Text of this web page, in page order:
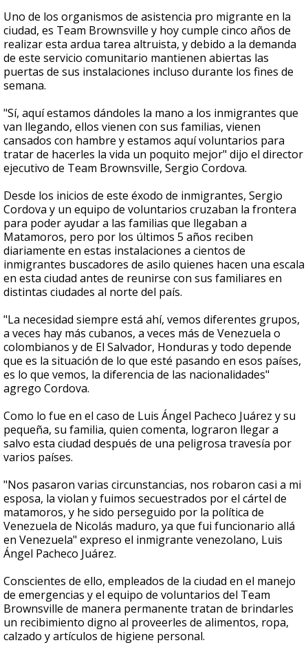
0
seconds
Uno de los organismos de asistencia pro migrante en la
ciudad, es Team Brownsville y hoy cumple cinco años de
realizar esta ardua tarea altruista, y debido a la demanda
de este servicio comunitario mantienen abiertas las
puertas de sus instalaciones incluso durante los fines de
semana.
"Sí, aquí estamos dándoles la mano a los inmigrantes que
van llegando, ellos vienen con sus familias, vienen
cansados con hambre y estamos aquí voluntarios para
tratar de hacerles la vida un poquito mejor" dijo el director
ejecutivo de Team Brownsville, Sergio Cordova.
Desde los inicios de este éxodo de inmigrantes, Sergio
Cordova y un equipo de voluntarios cruzaban la frontera
para poder ayudar a las familias que llegaban a
Matamoros, pero por los últimos 5 años reciben
diariamente en estas instalaciones a cientos de
inmigrantes buscadores de asilo quienes hacen una escala
en esta ciudad antes de reunirse con sus familiares en
distintas ciudades al norte del país.
"La necesidad siempre está ahí, vemos diferentes grupos,
a veces hay más cubanos, a veces más de Venezuela o
colombianos y de El Salvador, Honduras y todo depende
que es la situación de lo que esté pasando en esos países,
es lo que vemos, la diferencia de las nacionalidades"
agrego Cordova.
Como lo fue en el caso de Luis Ángel Pacheco Juárez y su
pequeña, su familia, quien comenta, lograron llegar a
salvo esta ciudad después de una peligrosa travesía por
varios países.
"Nos pasaron varias circunstancias, nos robaron casi a mi
esposa, la violan y fuimos secuestrados por el cártel de
matamoros, y he sido perseguido por la política de
Venezuela de Nicolás maduro, ya que fui funcionario allá
en Venezuela" expreso el inmigrante venezolano, Luis
Ángel Pacheco Juárez.
Conscientes de ello, empleados de la ciudad en el manejo
de emergencias y el equipo de voluntarios del Team
Brownsville de manera permanente tratan de brindarles
un recibimiento digno al proveerles de alimentos, ropa,
calzado y artículos de higiene personal.